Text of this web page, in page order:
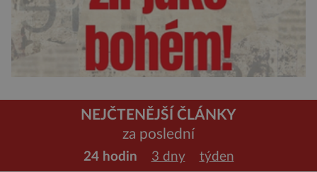
NEJČTENĚJŠÍ ČLÁNKY
za poslední
24 hodin 3 dny týden